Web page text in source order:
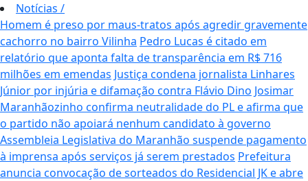
Notícias /
Homem é preso por maus-tratos após agredir gravemente
cachorro no bairro Vilinha Pedro Lucas é citado em
relatório que aponta falta de transparência em R$ 716
milhões em emendas Justiça condena jornalista Linhares
Júnior por injúria e difamação contra Flávio Dino Josimar
Maranhãozinho confirma neutralidade do PL e afirma que
o partido não apoiará nenhum candidato à governo
Assembleia Legislativa do Maranhão suspende pagamento
à imprensa após serviços já serem prestados Prefeitura
anuncia convocação de sorteados do Residencial JK e abre